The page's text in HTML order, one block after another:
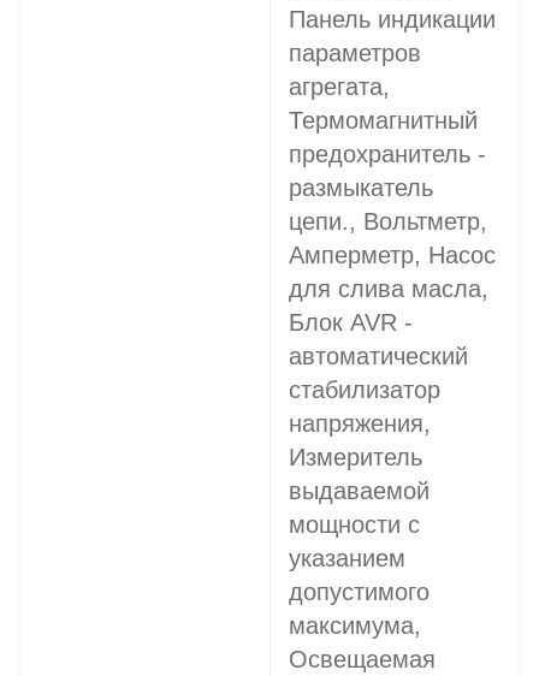
Панель индикации
параметров
агрегата,
Термомагнитный
предохранитель -
размыкатель
цепи., Вольтметр,
Амперметр, Насос
для слива масла,
Блок AVR -
автоматический
стабилизатор
напряжения,
Измеритель
выдаваемой
мощности с
указанием
допустимого
максимума,
Освещаемая